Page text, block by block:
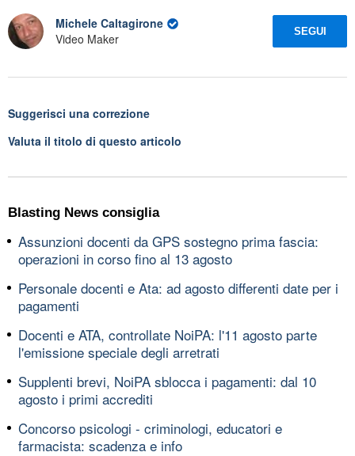
Michele Caltagirone
Video Maker
SEGUI
Suggerisci una correzione
Valuta il titolo di questo articolo
Blasting News consiglia
Assunzioni docenti da GPS sostegno prima fascia:
operazioni in corso fino al 13 agosto
Personale docenti e Ata: ad agosto differenti date per i
pagamenti
Docenti e ATA, controllate NoiPA: l'11 agosto parte
l'emissione speciale degli arretrati
Supplenti brevi, NoiPA sblocca i pagamenti: dal 10
agosto i primi accrediti
Concorso psicologi - criminologi, educatori e
farmacista: scadenza e info